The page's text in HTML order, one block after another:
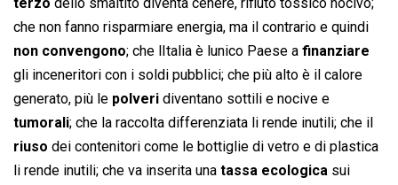
terzo dello smaltito diventa cenere, rifiuto tossico nocivo;
che non fanno risparmiare energia, ma il contrario e quindi
non convengono; che lItalia è lunico Paese a finanziare
gli inceneritori con i soldi pubblici; che più alto è il calore
generato, più le polveri diventano sottili e nocive e
tumorali; che la raccolta differenziata li rende inutili; che il
riuso dei contenitori come le bottiglie di vetro e di plastica
li rende inutili; che va inserita una tassa ecologica sui